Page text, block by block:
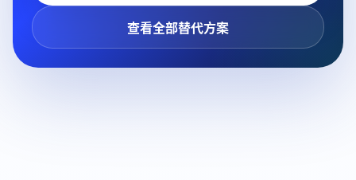
查看全部替代方案